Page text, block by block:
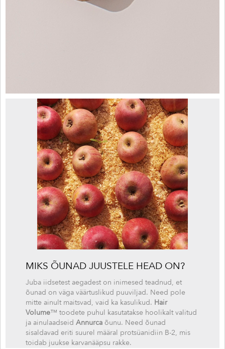
MIKS ÕUNAD JUUSTELE HEAD ON?
Juba iidsetest aegadest on inimesed teadnud, et
õunad on väga väärtuslikud puuviljad. Need pole
mitte ainult maitsvad, vaid ka kasulikud. Hair
Volume™ toodete puhul kasutatakse hoolikalt valitud
ja ainulaadseid Annurca õunu. Need õunad
sisaldavad eriti suurel määral protsüanidiin B-2, mis
toidab juukse karvanääpsu rakke.